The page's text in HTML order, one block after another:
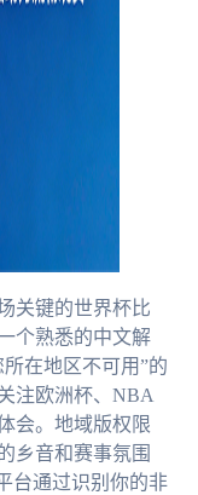
关键的世界杯比
熟悉的中文解
在地区不可用”的
注欧洲杯、NBA
会。地域版权限
乡音和赛事氛围
台通过识别你的非